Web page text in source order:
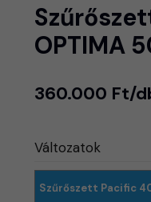
OPTIMA
360.000 Ft/
Változatok
Szűrőszett Pacific